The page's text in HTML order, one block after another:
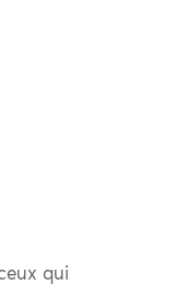
qui